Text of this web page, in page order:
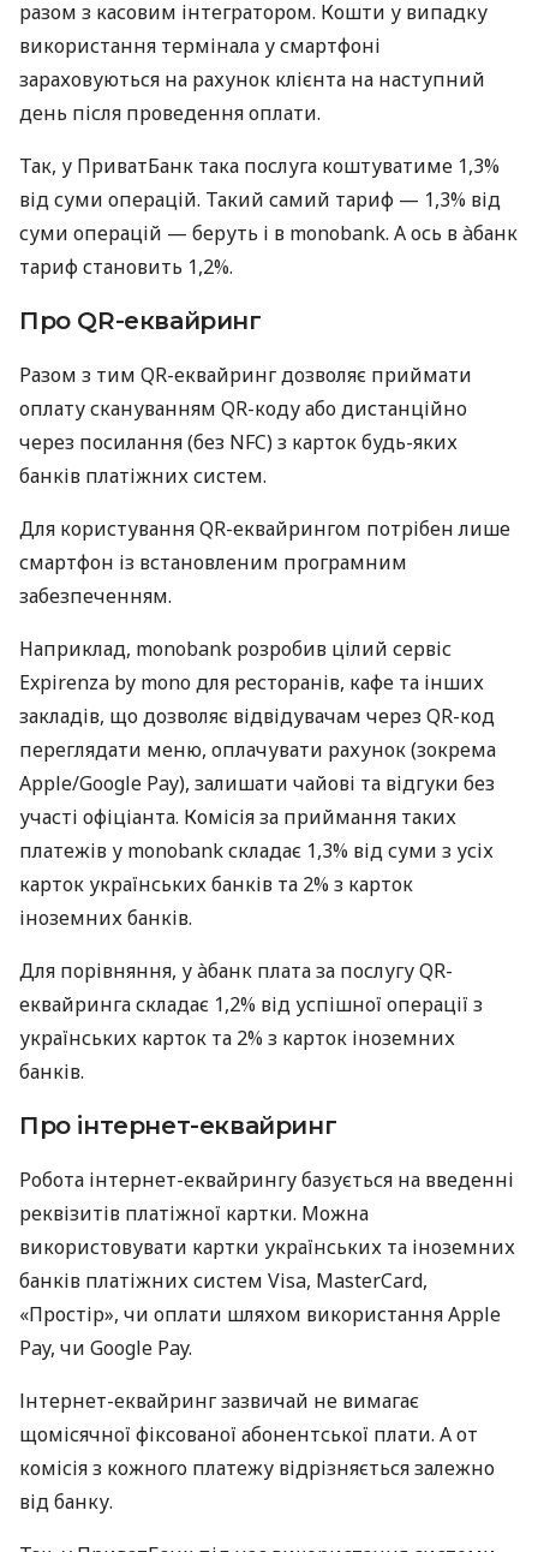
разом з касовим інтегратором. Кошти у випадку
використання термінала у смартфоні
зараховуються на рахунок клієнта на наступний
день після проведення оплати.
Так, у ПриватБанк така послуга коштуватиме 1,3%
від суми операцій. Такий самий тариф — 1,3% від
суми операцій — беруть і в monobank. А ось в àбанк
тариф становить 1,2%.
Про QR-еквайринг
Разом з тим QR-еквайринг дозволяє приймати
оплату скануванням QR-коду або дистанційно
через посилання (без NFC) з карток будь-яких
банків платіжних систем.
Для користування QR-еквайрингом потрібен лише
смартфон із встановленим програмним
забезпеченням.
Наприклад, monobank розробив цілий сервіс
Expirenza by mono для ресторанів, кафе та інших
закладів, що дозволяє відвідувачам через QR-код
переглядати меню, оплачувати рахунок (зокрема
Apple/Google Pay), залишати чайові та відгуки без
участі офіціанта. Комісія за приймання таких
платежів у monobank складає 1,3% від суми з усіх
карток українських банків та 2% з карток
іноземних банків.
Для порівняння, у àбанк плата за послугу QR-
еквайринга складає 1,2% від успішної операції з
українських карток та 2% з карток іноземних
банків.
Про інтернет-еквайринг
Робота інтернет-еквайрингу базується на введенні
реквізитів платіжної картки. Можна
використовувати картки українських та іноземних
банків платіжних систем Visa, MasterCard,
«Простір», чи оплати шляхом використання Apple
Pay, чи Google Pay.
Інтернет-еквайринг зазвичай не вимагає
щомісячної фіксованої абонентської плати. А от
комісія з кожного платежу відрізняється залежно
від банку.